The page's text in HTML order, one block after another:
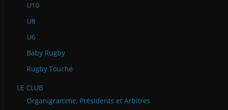
U10
U8
U6
Baby Rugby
Rugby Touché
LE CLUB
Organigramme, Présidents et Arbitres